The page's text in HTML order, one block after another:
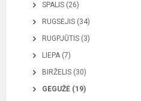
SPALIS (26)
RUGSĖJIS (34)
RUGPJŪTIS (3)
LIEPA (7)
BIRŽELIS (30)
GEGUŽĖ (19)